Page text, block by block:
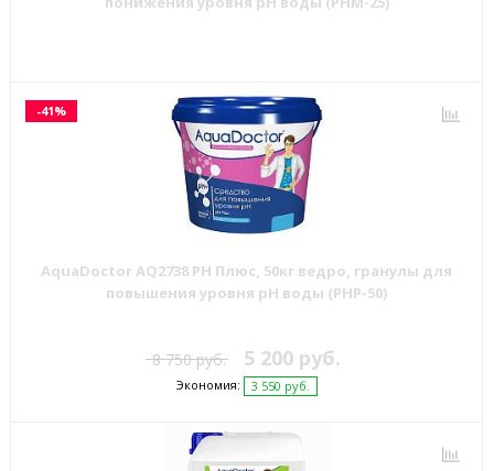
-41%
AquaDoctor AQ2738 PH Плюс, 50кг ведро, гранулы для
повышения уровня рН воды (PHP-50)
8 750 руб. 5 200 руб.
Экономия: 3 550 руб.